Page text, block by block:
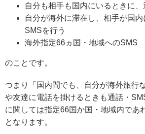
自分も相手も国内にいるときに、
自分が海外に滞在し、相手が国内
SMSを行う
海外指定66ヵ国・地域へのSMS
のことです。
つまり「 国内間でも、自分が海外旅行
や友達に電話を掛けるときも通話・
に関しては指定66国か国・地域内であ
となります。